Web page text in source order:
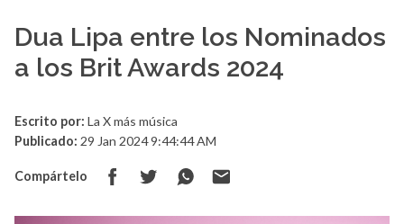
Dua Lipa entre los Nominados
a los Brit Awards 2024
Escrito por: La X más música
Publicado: 29 Jan 2024 9:44:44 AM
Compártelo